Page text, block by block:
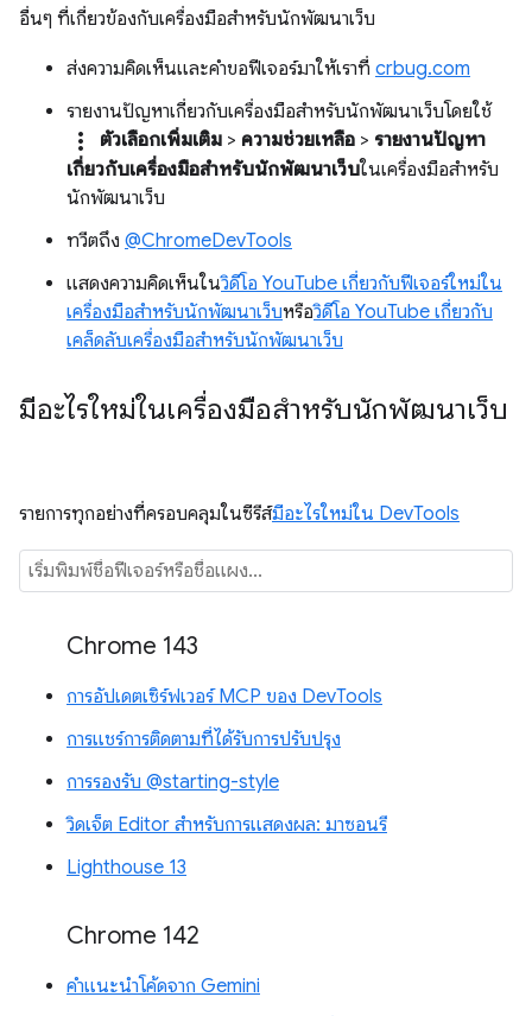
อื่นๆ ที่เกี่ยวข้องกับเครื่องมือสำหรับนักพัฒนาเว็บ
ส่งความคิดเห็นและคำขอฟีเจอร์มาให้เราที่ crbug.com
รายงานปัญหาเกี่ยวกับเครื่องมือสำหรับนักพัฒนาเว็บโดยใช้
more_vert ตัวเลือกเพิ่มเติม > ความช่วยเหลือ > รายงานปัญหา
เกี่ยวกับเครื่องมือสำหรับนักพัฒนาเว็บในเครื่องมือสำหรับ
นักพัฒนาเว็บ
ทวีตถึง @ChromeDevTools
แสดงความคิดเห็นในวิดีโอ YouTube เกี่ยวกับฟีเจอร์ใหม่ใน
เครื่องมือสำหรับนักพัฒนาเว็บหรือวิดีโอ YouTube เกี่ยวกับ
เคล็ดลับเครื่องมือสำหรับนักพัฒนาเว็บ
มีอะไรใหม่ในเครื่องมือสำหรับนักพัฒนาเว็บ
รายการทุกอย่างที่ครอบคลุมในซีรีส์มีอะไรใหม่ใน DevTools
Chrome 143
การอัปเดตเซิร์ฟเวอร์ MCP ของ DevTools
การแชร์การติดตามที่ได้รับการปรับปรุง
การรองรับ @starting-style
วิดเจ็ต Editor สำหรับการแสดงผล: มาซอนรี
Lighthouse 13
Chrome 142
คำแนะนำโค้ดจาก Gemini